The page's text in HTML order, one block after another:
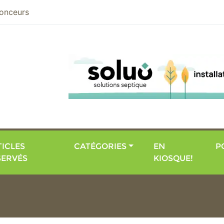
CATÉGORIES
EN
KIOSQUE!